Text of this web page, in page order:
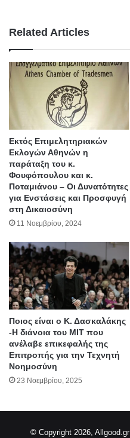
Related Articles
Εκτός Επιμελητηριακών
Εκλογών Αθηνών η
παράταξη του κ.
Φουφόπουλου και κ.
Ποταμιάνου – Οι Δυνατότητες
για Ενστάσεις και Προσφυγή
στη Δικαιοσύνη
11 Νοεμβρίου, 2024
Ποιος είναι ο Κ. Δασκαλάκης
-Η διάνοια του ΜΙΤ που
ανέλαβε επικεφαλής της
Επιτροπής για την Τεχνητή
Νοημοσύνη
23 Νοεμβρίου, 2025
© Copyright 2026, Allgood.gr